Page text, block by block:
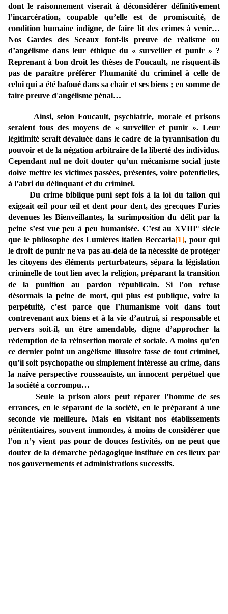
dont le raisonnement viserait à déconsidérer définitivement
l’incarcération, coupable qu’elle est de promiscuité, de
condition humaine indigne, de faire lit des crimes à venir…
Nos Gardes des Sceaux font-ils preuve de réalisme ou
d’angélisme dans leur éthique du « surveiller et punir » ?
Reprenant à bon droit les thèses de Foucault, ne risquent-ils
pas de paraître préférer l’humanité du criminel à celle de
celui qui a été bafoué dans sa chair et ses biens ; en somme de
faire preuve d'angélisme pénal…
Ainsi, selon Foucault, psychiatrie, morale et prisons
seraient tous des moyens de « surveiller et punir ». Leur
légitimité serait dévaluée dans le cadre de la tyrannisation du
pouvoir et de la négation arbitraire de la liberté des individus.
Cependant nul ne doit douter qu’un mécanisme social juste
doive mettre les victimes passées, présentes, voire potentielles,
à l’abri du délinquant et du criminel.
Du crime biblique puni sept fois à la loi du talion qui
exigeait œil pour œil et dent pour dent, des grecques Furies
devenues les Bienveillantes, la surimposition du délit par la
peine s’est vue peu à peu humanisée. C’est au XVIII° siècle
que le philosophe des Lumières italien Beccaria[1], pour qui
le droit de punir ne va pas au-delà de la nécessité de protéger
les citoyens des éléments perturbateurs, sépara la législation
criminelle de tout lien avec la religion, préparant la transition
de la punition au pardon républicain. Si l’on refuse
désormais la peine de mort, qui plus est publique, voire la
perpétuité, c’est parce que l’humanisme voit dans tout
contrevenant aux biens et à la vie d’autrui, si responsable et
pervers soit-il, un être amendable, digne d’approcher la
rédemption de la réinsertion morale et sociale. A moins qu’en
ce dernier point un angélisme illusoire fasse de tout criminel,
qu’il soit psychopathe ou simplement intéressé au crime, dans
la naïve perspective rousseauiste, un innocent perpétuel que
la société a corrompu…
Seule la prison alors peut réparer l’homme de ses
errances, en le séparant de la société, en le préparant à une
seconde vie meilleure. Mais en visitant nos établissements
pénitentiaires, souvent immondes, à moins de considérer que
l’on n’y vient pas pour de douces festivités, on ne peut que
douter de la démarche pédagogique instituée en ces lieux par
nos gouvernements et administrations successifs.